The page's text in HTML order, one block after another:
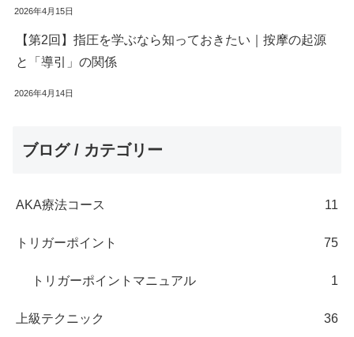
2026年4月15日
【第2回】指圧を学ぶなら知っておきたい｜按摩の起源
と「導引」の関係
2026年4月14日
ブログ / カテゴリー
AKA療法コース 11
トリガーポイント 75
トリガーポイントマニュアル 1
上級テクニック 36